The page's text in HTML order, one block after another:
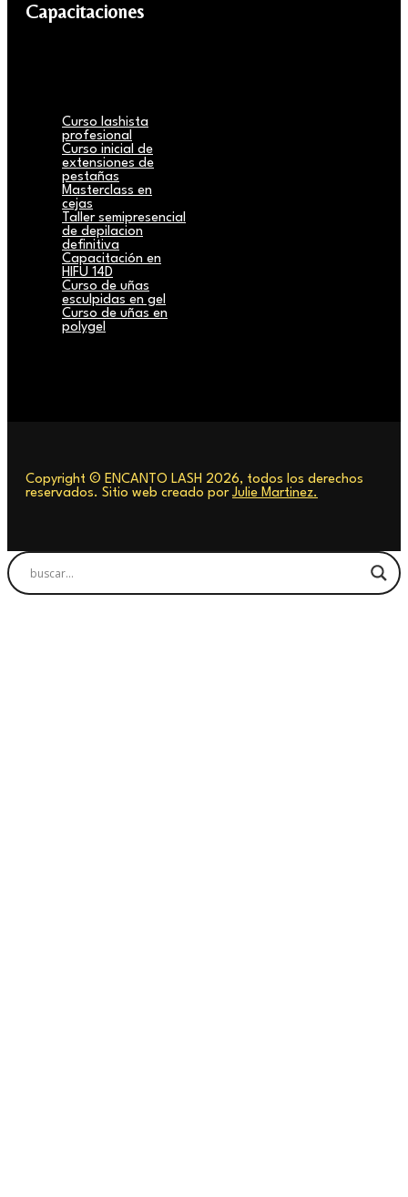
Capacitaciones
Curso lashista
profesional
Curso inicial de
extensiones de
pestañas
Masterclass en
cejas
Taller semipresencial
de depilacion
definitiva
Capacitación en
HIFU 14D
Curso de uñas
esculpidas en gel
Curso de uñas en
polygel
Copyright © ENCANTO LASH 2026, todos los derechos
reservados. Sitio web creado por Julie Martinez.